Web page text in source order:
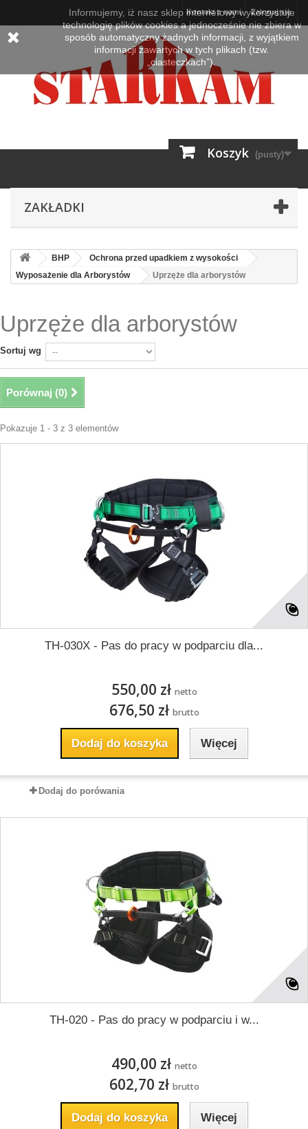
Zaloguj się
Kontakt z nami
Koszyk (pusty)
ZAKŁADKI
BHP
Ochrona przed upadkiem z wysokości
Wyposażenie dla Arborystów
Uprzęże dla arborystów
Uprzęże dla arborystów
Sortuj wg
Porównaj (0)
Pokazuje 1 - 3 z 3 elementów
TH-030X - Pas do pracy w podparciu dla...
550,00 zł netto
676,50 zł brutto
Dodaj do koszyka Więcej
Dodaj do porówania
TH-020 - Pas do pracy w podparciu i w...
490,00 zł netto
602,70 zł brutto
Dodaj do koszyka Więcej
Informujemy, iż nasz sklep internetowy wykorzystuje
technologię plików cookies a jednocześnie nie zbiera w
sposób automatyczny żadnych informacji, z wyjątkiem
informacji zawartych w tych plikach (tzw.
„ciasteczkach”).